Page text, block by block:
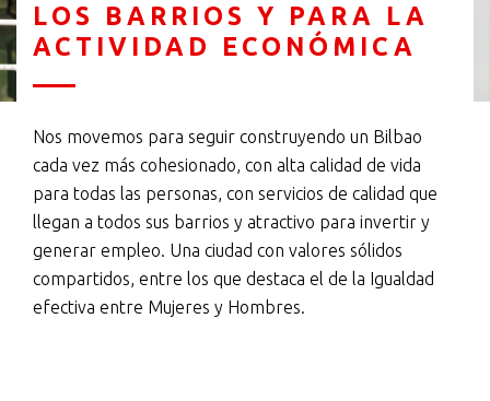
LOS BARRIOS Y PARA LA
ACTIVIDAD ECONÓMICA
Nos movemos para seguir construyendo un Bilbao
cada vez más cohesionado, con alta calidad de vida
para todas las personas, con servicios de calidad que
llegan a todos sus barrios y atractivo para invertir y
generar empleo. Una ciudad con valores sólidos
compartidos, entre los que destaca el de la Igualdad
efectiva entre Mujeres y Hombres.